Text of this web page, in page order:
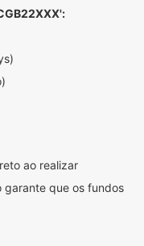
ao realizar
garante que os fundos